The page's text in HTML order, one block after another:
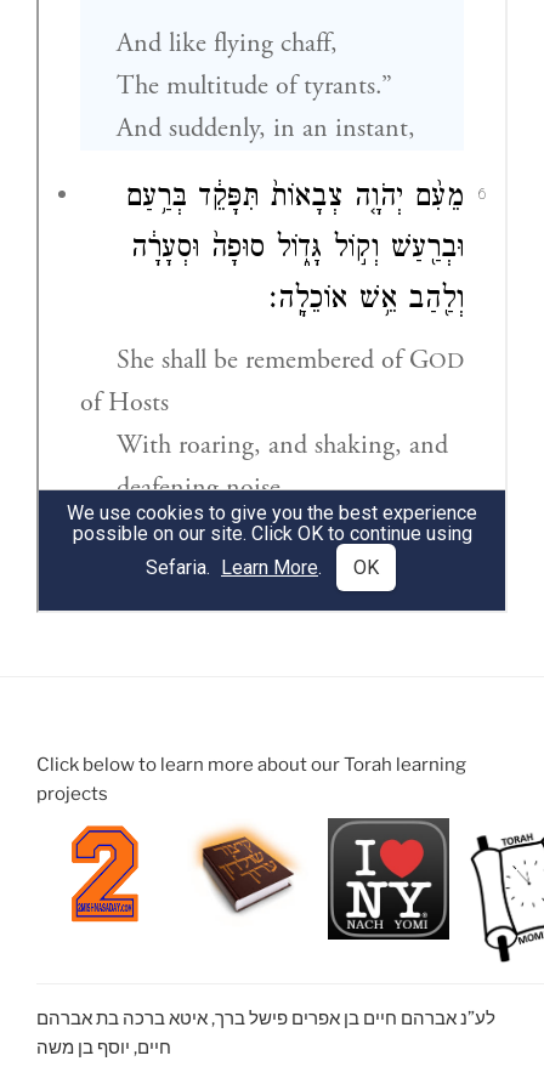
Click below to learn more about our Torah learning
projects
לע”נ אברהם חיים בן אפרים פישל ברך, איטא ברכה בת אברהם
חיים, יוסף בן משה